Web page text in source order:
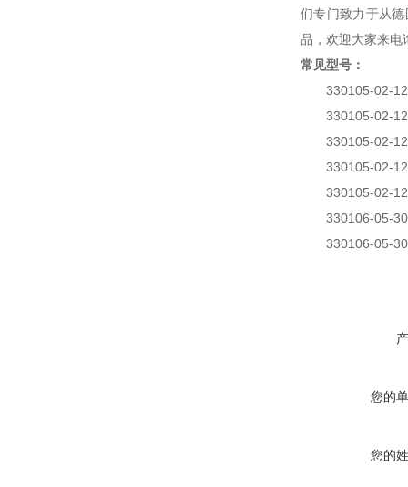
们专门致力于从
品，欢迎大家来电
常见型号：
330105-02-
330105-02-
330105-02-
330105-02-
330105-02-
330106-05-
330106-05-
您的
您的